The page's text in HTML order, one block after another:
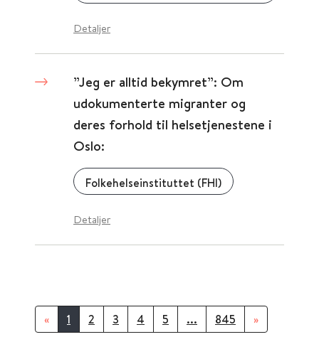
Detaljer
”Jeg er alltid bekymret”: Om
udokumenterte migranter og
deres forhold til helsetjenestene i
Oslo:
Folkehelseinstituttet (FHI)
Detaljer
« 1 2 3 4 5 ... 845 »